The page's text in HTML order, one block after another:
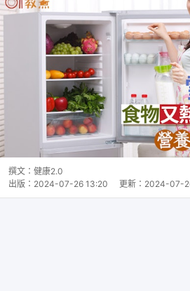
撰文： 健康2.0
出版： 2024-07-26 13:20 更新： 2024-07-